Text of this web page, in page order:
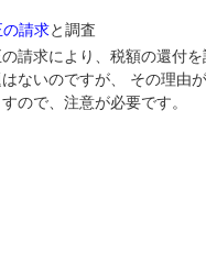
の請求と調査
の請求により、税額の還付
はないのですが、 その理由
すので、注意が必要です。